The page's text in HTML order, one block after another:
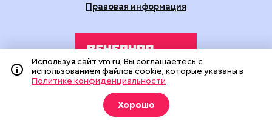
Правовая информация
Издание создано при финансовой поддержке Департамента
средств массовой информации и рекламы города Москвы.
На сайте применяются рекомендательные технологии
Используя сайт vm.ru, Вы соглашаетесь с
использованием файлов cookie, которые указаны в
Политике конфиденциальности
Хорошо